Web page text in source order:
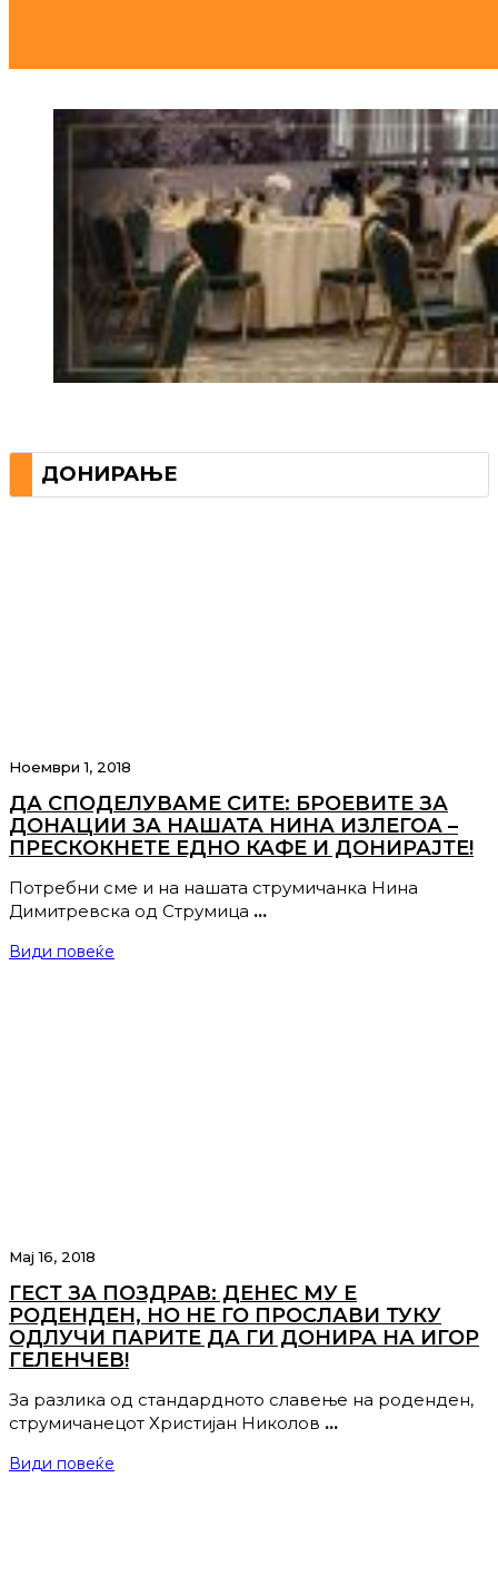
ДОНИРАЊЕ
Ноември 1, 2018
ДА СПОДЕЛУВАМЕ СИТЕ: БРОЕВИТЕ ЗА
ДОНАЦИИ ЗА НАШАТА НИНА ИЗЛЕГОА –
ПРЕСКОКНЕТЕ ЕДНО КАФЕ И ДОНИРАЈТЕ!
Потребни сме и на нашата струмичанка Нина
Димитревска од Струмица …
Види повеќе
Мај 16, 2018
ГЕСТ ЗА ПОЗДРАВ: ДЕНЕС МУ Е
РОДЕНДЕН, НО НЕ ГО ПРОСЛАВИ ТУКУ
ОДЛУЧИ ПАРИТЕ ДА ГИ ДОНИРА НА ИГОР
ГЕЛЕНЧЕВ!
За разлика од стандардното славење на роденден,
струмичанецот Христијан Николов …
Види повеќе